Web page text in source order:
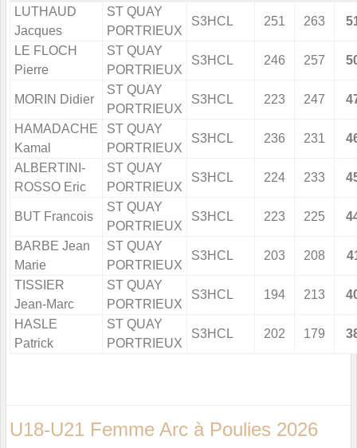
LUTHAUD
Jacques
ST QUAY
PORTRIEUX
S3HCL 251 263
LE FLOCH
Pierre
ST QUAY
PORTRIEUX
S3HCL 246 257
MORIN Didier
ST QUAY
PORTRIEUX
S3HCL 223 247
HAMADACHE
Kamal
ST QUAY
PORTRIEUX
S3HCL 236 231
ALBERTINI-
ROSSO Eric
ST QUAY
PORTRIEUX
S3HCL 224 233
BUT Francois
ST QUAY
PORTRIEUX
S3HCL 223 225
BARBE Jean
Marie
ST QUAY
PORTRIEUX
S3HCL 203 208
TISSIER
Jean-Marc
ST QUAY
PORTRIEUX
S3HCL 194 213
HASLE
Patrick
ST QUAY
PORTRIEUX
S3HCL 202 179
U18-U21 Femme Arc à Poulies 2026